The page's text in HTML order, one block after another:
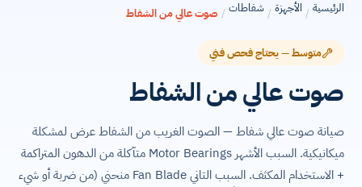
الرئيسية / الأجهزة / شفاطات / صوت عالي من الشفاط
متوسط — يحتاج فحص فني
صوت عالي من الشفاط
صيانة صوت عالي شفاط — الصوت الغريب من الشفاط عرض لمشكلة
ميكانيكية. السبب الأشهر Motor Bearings متآكلة من الدهون المتراكمة
+ الاستخدام المكثف. السبب التاني Fan Blade منحني (من ضربة أو شيء